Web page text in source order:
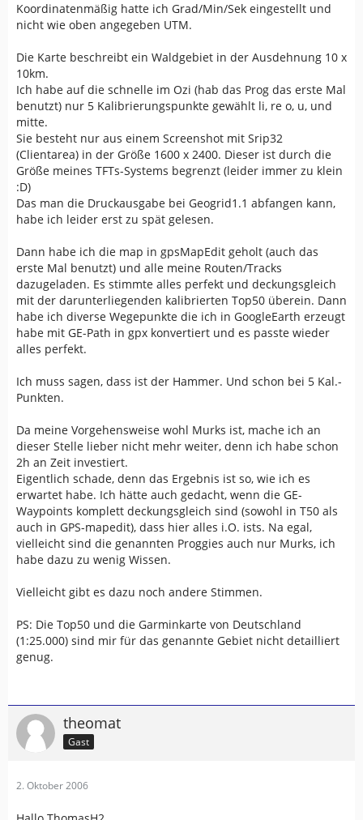
Koordinatenmäßig hatte ich Grad/Min/Sek eingestellt und
nicht wie oben angegeben UTM.
Die Karte beschreibt ein Waldgebiet in der Ausdehnung 10 x
10km.
Ich habe auf die schnelle im Ozi (hab das Prog das erste Mal
benutzt) nur 5 Kalibrierungspunkte gewählt li, re o, u, und
mitte.
Sie besteht nur aus einem Screenshot mit Srip32
(Clientarea) in der Größe 1600 x 2400. Dieser ist durch die
Größe meines TFTs-Systems begrenzt (leider immer zu klein
:D)
Das man die Druckausgabe bei Geogrid1.1 abfangen kann,
habe ich leider erst zu spät gelesen.
Dann habe ich die map in gpsMapEdit geholt (auch das
erste Mal benutzt) und alle meine Routen/Tracks
dazugeladen. Es stimmte alles perfekt und deckungsgleich
mit der darunterliegenden kalibrierten Top50 überein. Dann
habe ich diverse Wegepunkte die ich in GoogleEarth erzeugt
habe mit GE-Path in gpx konvertiert und es passte wieder
alles perfekt.
Ich muss sagen, dass ist der Hammer. Und schon bei 5 Kal.-
Punkten.
Da meine Vorgehensweise wohl Murks ist, mache ich an
dieser Stelle lieber nicht mehr weiter, denn ich habe schon
2h an Zeit investiert.
Eigentlich schade, denn das Ergebnis ist so, wie ich es
erwartet habe. Ich hätte auch gedacht, wenn die GE-
Waypoints komplett deckungsgleich sind (sowohl in T50 als
auch in GPS-mapedit), dass hier alles i.O. ists. Na egal,
vielleicht sind die genannten Proggies auch nur Murks, ich
habe dazu zu wenig Wissen.
Vielleicht gibt es dazu noch andere Stimmen.
PS: Die Top50 und die Garminkarte von Deutschland
(1:25.000) sind mir für das genannte Gebiet nicht detailliert
genug.
theomat
Gast
2. Oktober 2006